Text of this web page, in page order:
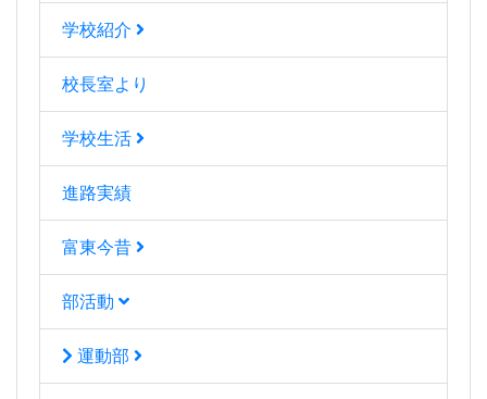
学校紹介
校長室より
学校生活
進路実績
富東今昔
部活動
運動部